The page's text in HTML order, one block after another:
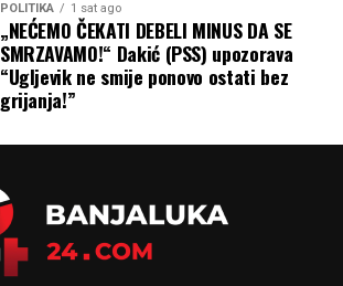
POLITIKA 1 sat ago
„NEĆEMO ČEKATI DEBELI MINUS DA SE
SMRZAVAMO!“ Dakić (PSS) upozorava
“Ugljevik ne smije ponovo ostati bez
grijanja!”